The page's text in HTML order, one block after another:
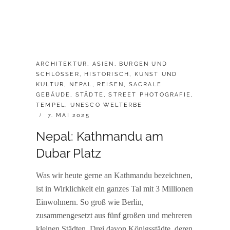
CATEGORIES:
ARCHITEKTUR, ASIEN , BURGEN UND
SCHLÖSSER, HISTORISCH,
KUNST UND
KULTUR, NEPAL, REISEN, SACRALE
GEBÄUDE, STÄDTE,STREET PHOTOGRAFIE,
TEMPEL, UNESCO WELTERBE
POSTED
7. MAI 2025
Nepal: Kathmandu am
Dubar Platz
Was wir heute gerne an Kathmandu bezeichnen,
ist in Wirklichkeit ein ganzes Tal mit 3 Millionen
Einwohnern. So groß wie Berlin,
zusammengesetzt aus fünf großen und mehreren